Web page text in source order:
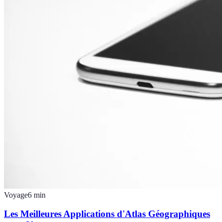
Voyage6 min
Les Meilleures Applications d'Atlas Géographiques